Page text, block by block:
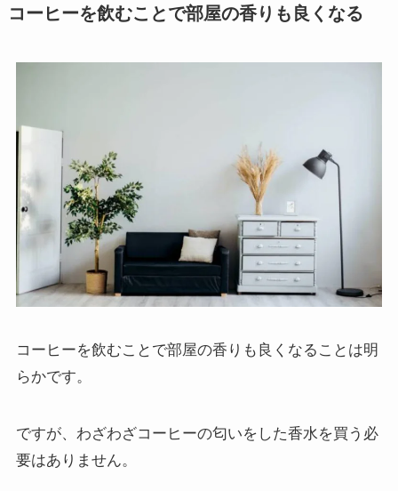
コーヒーを飲むことで部屋の香りも良くなる
コーヒーを飲むことで部屋の香りも良くなることは明
らかです。
ですが、わざわざコーヒーの匂いをした香水を買う必
要はありません。